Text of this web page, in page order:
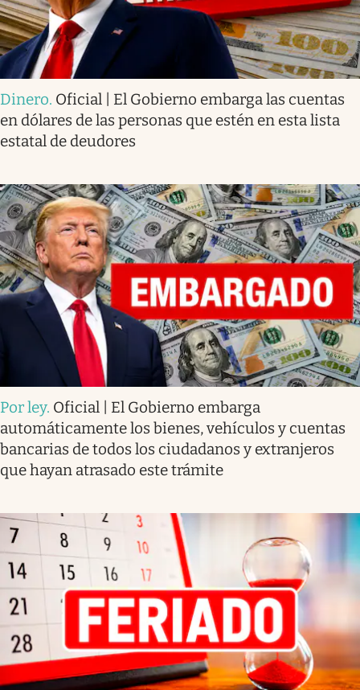
Dinero. Oficial | El Gobierno embarga las cuentas
en dólares de las personas que estén en esta lista
estatal de deudores
Por ley. Oficial | El Gobierno embarga
automáticamente los bienes, vehículos y cuentas
bancarias de todos los ciudadanos y extranjeros
que hayan atrasado este trámite